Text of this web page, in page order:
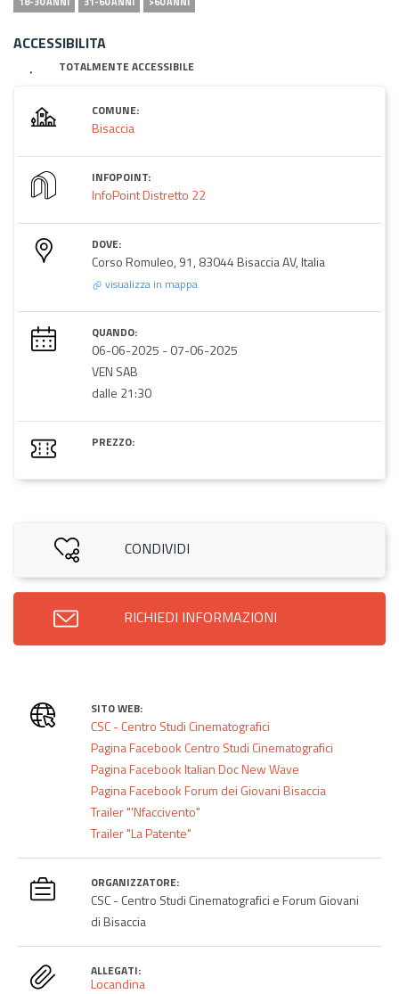
ACCESSIBILITA
TOTALMENTE ACCESSIBILE
COMUNE:
Bisaccia
INFOPOINT:
InfoPoint Distretto 22
DOVE:
Corso Romuleo, 91, 83044 Bisaccia AV, Italia
visualizza in mappa
QUANDO:
06-06-2025 -07-06-2025
VEN SAB
dalle 21:30
PREZZO:
CONDIVIDI
RICHIEDI INFORMAZIONI
SITO WEB:
CSC - Centro Studi Cinematografici
Pagina Facebook Centro Studi Cinematografici
Pagina Facebook Italian Doc New Wave
Pagina Facebook Forum dei Giovani Bisaccia
Trailer "'Nfaccivento"
Trailer "La Patente"
ORGANIZZATORE:
CSC - Centro Studi Cinematografici e Forum Giovani
di Bisaccia
ALLEGATI:
Locandina